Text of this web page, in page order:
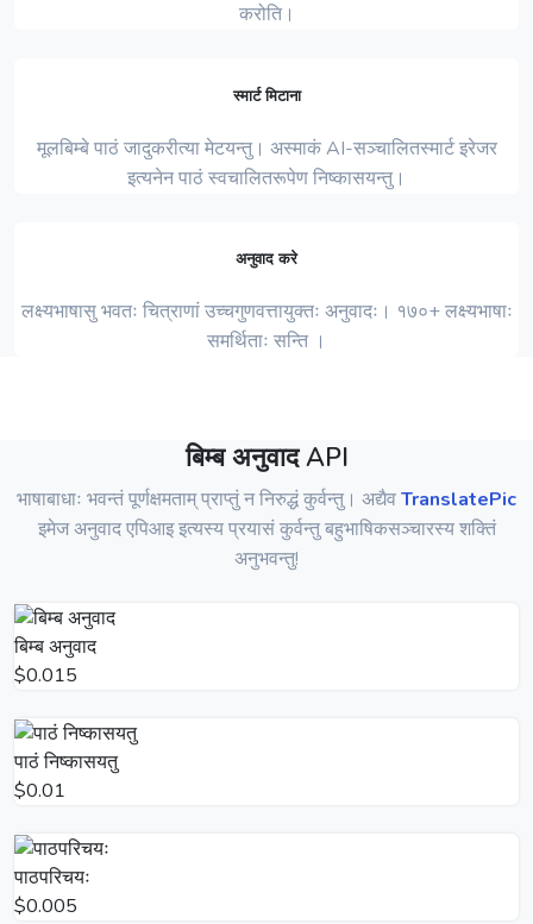
करोति।
स्मार्ट मिटाना
मूलबिम्बे पाठं जादुकरीत्या मेटयन्तु। अस्माकं AI-सञ्चालितस्मार्ट इरेजर
इत्यनेन पाठं स्वचालितरूपेण निष्कासयन्तु।
अनुवाद करे
लक्ष्यभाषासु भवतः चित्राणां उच्चगुणवत्तायुक्तः अनुवादः। १७०+ लक्ष्यभाषाः
समर्थिताः सन्ति ।
बिम्ब अनुवाद API
भाषाबाधाः भवन्तं पूर्णक्षमताम् प्राप्तुं न निरुद्धं कुर्वन्तु। अद्यैवTranslatePic
इमेज अनुवाद एपिआइ इत्यस्य प्रयासं कुर्वन्तु बहुभाषिकसञ्चारस्य शक्तिं
अनुभवन्तु!
बिम्ब अनुवाद
$0.015
पाठं निष्कासयतु
$0.01
पाठपरिचयः
$0.005